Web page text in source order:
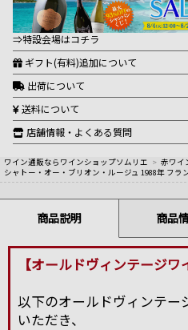
⇒特設会場はコチラ
ギフト(有料)追加について
出荷について
送料について
店舗情報・よくある質問
ワイン通販ならワインショップソムリエ > 赤ワイ
シャトー・オー・ブリオン・ルージュ 1988年 フラ
商品説明 商品
【オールドヴィンテージワ
以下のオールドヴィンテー
いただき、